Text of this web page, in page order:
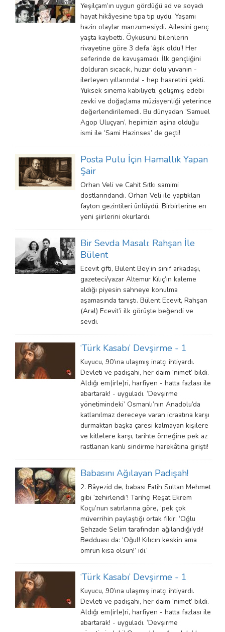
Yeşilçam’ın uygun gördüğü ad ve soyadı
hayat hikâyesine tıpa tıp uydu. Yaşamı
hazin olaylar manzumesiydi. Ailesini genç
yaşta kaybetti. Öyküsünü bilenlerin
rivayetine göre 3 defa ‘âşık oldu’! Her
seferinde de kavuşamadı. İlk gençliğini
dolduran sıcacık, huzur dolu yuvanın -
ilerleyen yıllarında! - hep hasretini çekti.
Yüksek sinema kabiliyeti, gelişmiş edebi
zevki ve doğaçlama müzisyenliği yeterince
değerlendirilemedi. Bu dünyadan ‘Samuel
Agop Uluçyan’, hepimizin aşina olduğu
ismi ile ‘Sami Hazinses’ de geçti!
Posta Pulu İçin Hamallık Yapan
Şair
Orhan Veli ve Cahit Sıtkı samimi
dostlarındandı. Orhan Veli ile yaptıkları
fayton gezintileri ünlüydü. Birbirlerine en
yeni şiirlerini okurlardı.
Bir Sevda Masalı: Rahşan İle
Bülent
Ecevit çifti, Bülent Bey’in sınıf arkadaşı,
gazeteci/yazar Altemur Kılıç’ın kaleme
aldığı piyesin sahneye konulma
aşamasında tanıştı. Bülent Ecevit, Rahşan
(Aral) Ecevit’i ilk görüşte beğendi ve
sevdi.
‘Türk Kasabı’ Devşirme - 1
Kuyucu, 90’ına ulaşmış inatçı ihtiyardı.
Devleti ve padişahı, her daim ‘nimet’ bildi.
Aldığı em(irle)ri, harfiyen - hatta fazlası ile
abartarak! - uyguladı. ‘Devşirme
yönetimindeki’ Osmanlı’nın Anadolu’da
katlanılmaz dereceye varan icraatına karşı
durmaktan başka çaresi kalmayan kişilere
ve kitlelere karşı, tarihte örneğine pek az
rastlanan kanlı sindirme harekâtına girişti!
Babasını Ağılayan Padişah!
2. Bâyezid de, babası Fatih Sultan Mehmet
gibi ‘zehirlendi’! Tarihçi Reşat Ekrem
Koçu’nun satırlarına göre, ‘pek çok
müverrihin paylaştığı ortak fikir: ‘Oğlu
Şehzade Selim tarafından ağılandığı’ydı!
Bedduası da: ‘Oğul! Kılıcın keskin ama
ömrün kısa olsun!’ idi.’
‘Türk Kasabı’ Devşirme - 1
Kuyucu, 90’ına ulaşmış inatçı ihtiyardı.
Devleti ve padişahı, her daim ‘nimet’ bildi.
Aldığı em(irle)ri, harfiyen - hatta fazlası ile
abartarak! - uyguladı. ‘Devşirme